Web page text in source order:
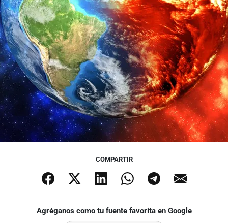
COMPARTIR
Agréganos como tu fuente favorita en Google